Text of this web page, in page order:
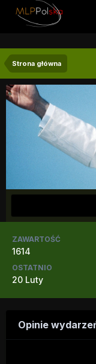
Strona główna
ZAWARTOŚĆ
1614
OSTATNIO
20 Luty
Opinie